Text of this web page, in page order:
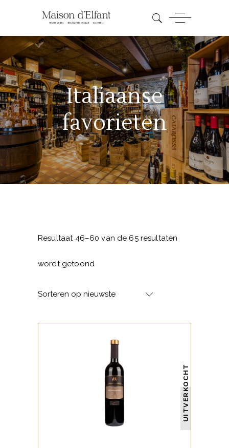
Italiaanse
favorieten
Resultaat 46–60 van de 65 resultaten
wordt getoondGesorteerd
Sorteren op nieuwste
UITVERKOCHT
RODE WIJNEN
Negroamaro – Puglia – Italia,
donker van kleur.Donker van
kleur, bramen, kersen, vanille en